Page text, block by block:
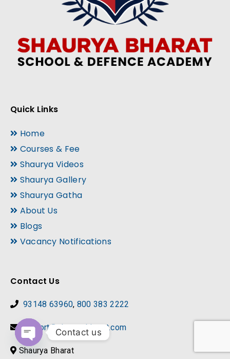
Quick Links
Home
Courses & Fee
Shaurya Videos
Shaurya Gallery
Shaurya Gatha
About Us
Blogs
Vacancy Notifications
Contact Us
93148 63960, 800 383 2222
support@shauryabharat.com
Shaurya Bharat
Contact us
Open chaty